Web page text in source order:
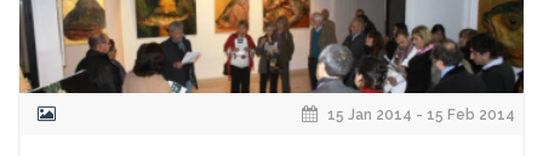
15 Jan 2014 - 15 Feb 2014